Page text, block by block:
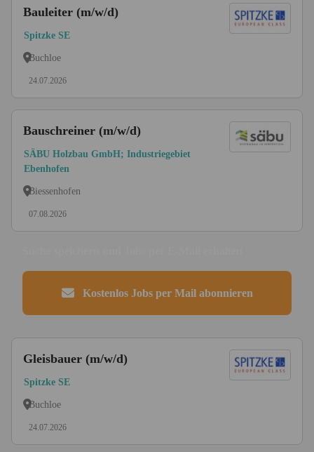
Bauleiter (m/w/d)
Spitzke SE
Buchloe
24.07.2026
Bauschreiner (m/w/d)
SÄBU Holzbau GmbH; Industriegebiet
Ebenhofen
Biessenhofen
07.08.2026
Kostenlos Jobs per Mail abonnieren
Gleisbauer (m/w/d)
Spitzke SE
Buchloe
24.07.2026